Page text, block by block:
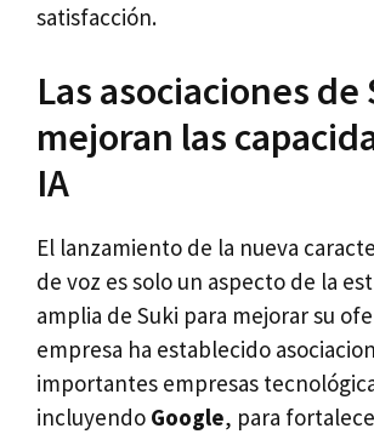
satisfacción.
Las asociaciones de
mejoran las
IA
El lanzamiento de la nueva
de voz es solo un aspecto de la
amplia de Suki para mejorar su
empresa ha establecido
importantes empresas
incluyendo Google, para